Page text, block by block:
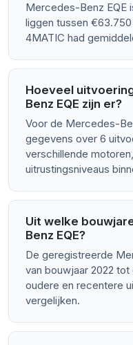
Mercedes-Benz EQE
liggen tussen €63.750
4MATIC had
Hoeveel
Benz EQE zijn er?
Voor de Mercedes-
gegevens over 6
verschillende
uitrustingsniveaus
Uit welke
Benz EQE?
De geregistreerde
van bouwjaar 2022
oudere en recentere
vergelijken.